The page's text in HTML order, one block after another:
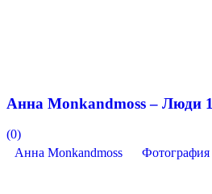
Анна Monkandmoss – Люди 1
(0)
Анна Monkandmoss
Фотография